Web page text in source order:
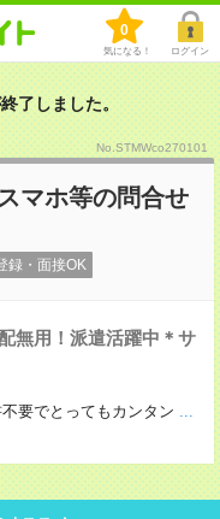
0
気になる！ ログイン
了しました。
No.STMWco270101
マホ等の問合せ
録・面接OK
無用！派遣活躍中＊サ
要でとってもカンタン ...